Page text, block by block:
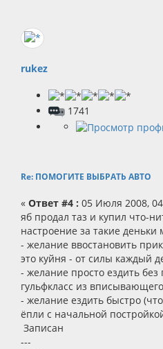
rukez
1741
Re: ПОМОГИТЕ ВЫБРАТЬ АВТО
« Ответ #4 : 05 Июля 2008,
яб продал таз и купил что-
настроение за такие деньки
- желание ввостановить
это куйня - от силы каждый
- желание просто ездить
гульфкласс из
- желание ездить быстро
ёпли с начальной
Записан
---